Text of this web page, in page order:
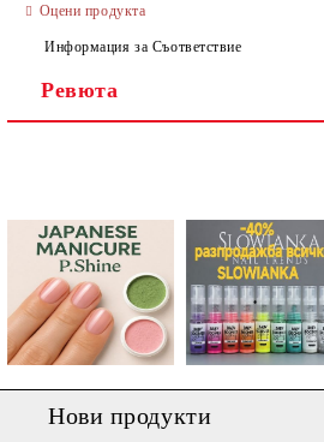
Оцени продукта
Информация за Съответствие
Ревюта
Нови продукти